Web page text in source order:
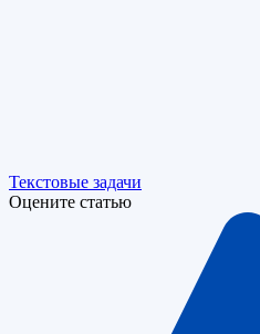
Текстовые задачи
Оцените статью